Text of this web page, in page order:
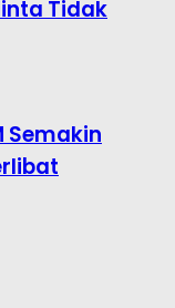
Tidak
Semakin